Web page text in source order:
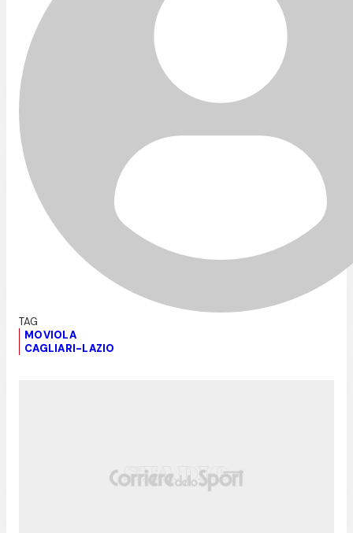
MOVIOLA
CAGLIARI-LAZIO